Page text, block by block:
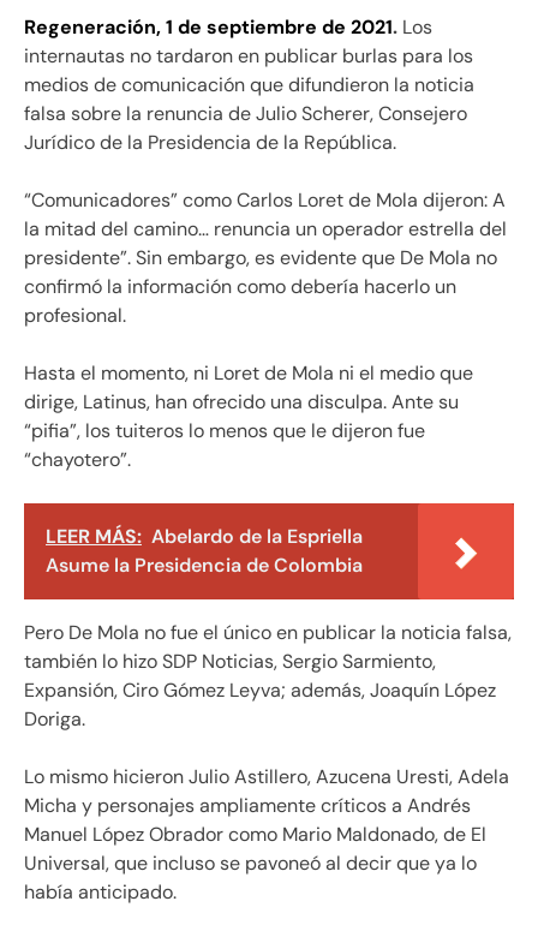
Regeneración, 1 de septiembre de 2021. Los
internautas no tardaron en publicar burlas para los
medios de comunicación que difundieron la noticia
falsa sobre la renuncia de Julio Scherer, Consejero
Jurídico de la Presidencia de la República.
“Comunicadores” como Carlos Loret de Mola dijeron: A
la mitad del camino… renuncia un operador estrella del
presidente”. Sin embargo, es evidente que De Mola no
confirmó la información como debería hacerlo un
profesional.
Hasta el momento, ni Loret de Mola ni el medio que
dirige, Latinus, han ofrecido una disculpa. Ante su
“pifia”, los tuiteros lo menos que le dijeron fue
“chayotero”.
LEER MÁS: Abelardo de la Espriella
Asume la Presidencia de Colombia
Pero De Mola no fue el único en publicar la noticia falsa,
también lo hizo SDP Noticias, Sergio Sarmiento,
Expansión, Ciro Gómez Leyva; además, Joaquín López
Doriga.
Lo mismo hicieron Julio Astillero, Azucena Uresti, Adela
Micha y personajes ampliamente críticos a Andrés
Manuel López Obrador como Mario Maldonado, de El
Universal, que incluso se pavoneó al decir que ya lo
había anticipado.